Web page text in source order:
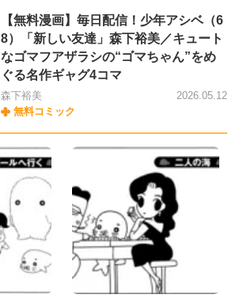
【無料漫画】毎日配信！少年アシベ（6
8）「新しい友達」森下裕美／キュート
なゴマフアザラシの“ゴマちゃん”をめ
ぐる名作ギャグ4コマ
森下裕美
無料コミック
2026.05.12